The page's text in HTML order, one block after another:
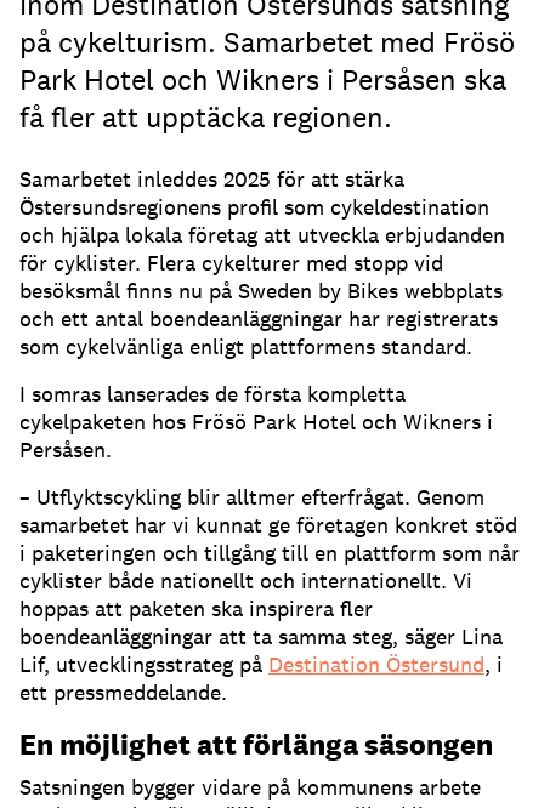
på cykelturism. Samarbetet med Frösö
Park Hotel och Wikners i Persåsen ska
få fler att upptäcka regionen.
Samarbetet inleddes 2025 för att stärka
Östersundsregionens profil som cykeldestination
och hjälpa lokala företag att utveckla erbjudanden
för cyklister. Flera cykelturer med stopp vid
besöksmål finns nu på Sweden by Bikes webbplats
och ett antal boendeanläggningar har registrerats
som cykelvänliga enligt plattformens standard.
I somras lanserades de första kompletta
cykelpaketen hos Frösö Park Hotel och Wikners i
Persåsen.
– Utflyktscykling blir alltmer efterfrågat. Genom
samarbetet har vi kunnat ge företagen konkret stöd
i paketeringen och tillgång till en plattform som når
cyklister både nationellt och internationellt. Vi
hoppas att paketen ska inspirera fler
boendeanläggningar att ta samma steg, säger Lina
Lif, utvecklingsstrateg på Destination Östersund, i
ett pressmeddelande.
En möjlighet att förlänga säsongen
Satsningen bygger vidare på kommunens arbete